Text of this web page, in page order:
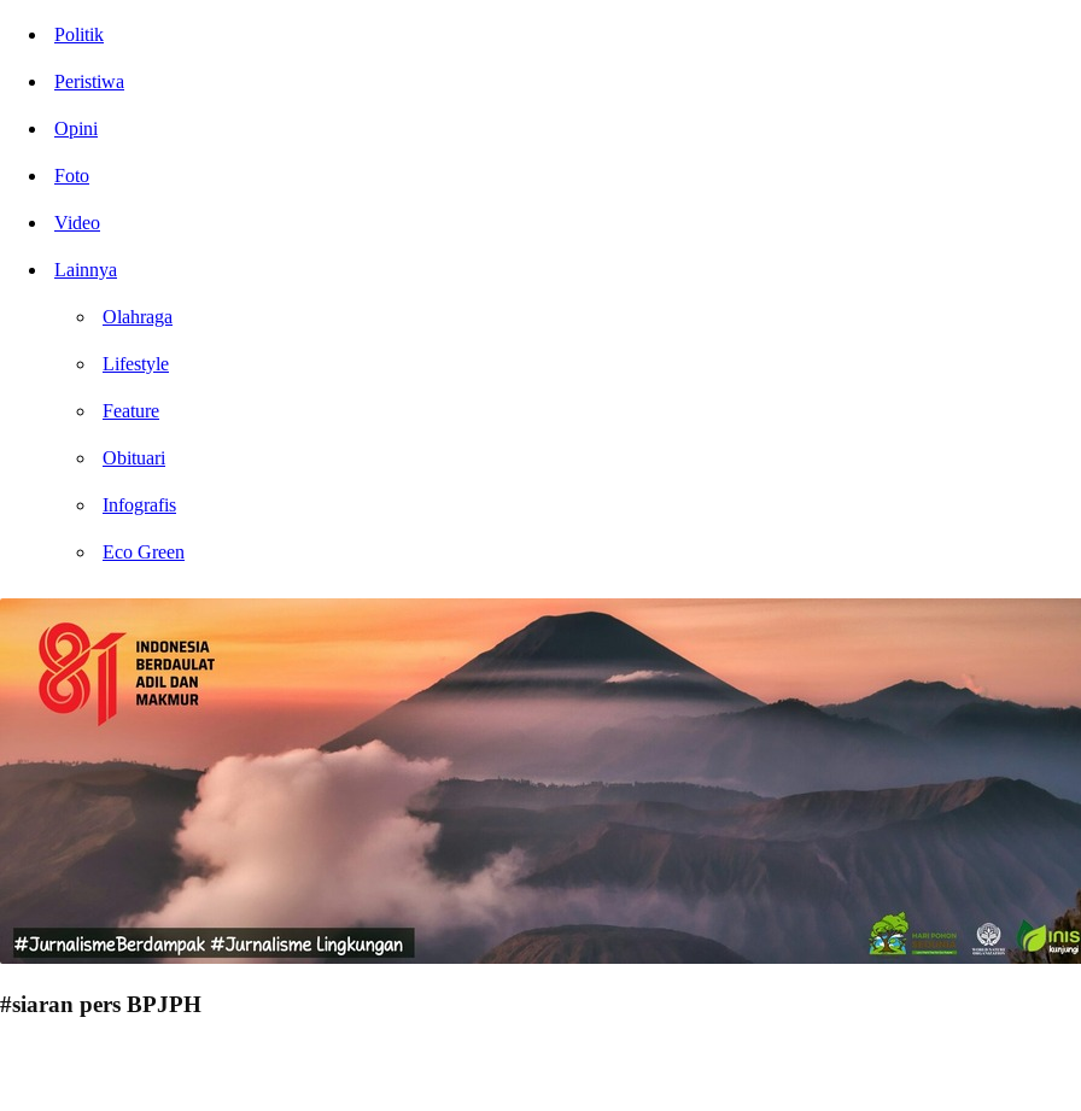
Politik
Peristiwa
Opini
Foto
Video
Lainnya
Olahraga
Lifestyle
Feature
Obituari
Infografis
Eco Green
#siaran pers BPJPH